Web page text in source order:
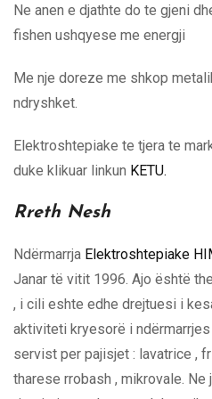
Ne anen e djathte do te gjeni
fishen ushqyese me energji
Me nje doreze me shkop
ndryshket.
Elektroshtepiake te tjera te
duke klikuar linkun KETU.
Rreth Nesh
Ndërmarrja Elektroshtepiake
Janar të vitit 1996. Ajo është
, i cili eshte edhe drejtuesi i
aktiviteti kryesorë i
servist per pajisjet : lavatrice ,
tharese rrobash , mikrovale.